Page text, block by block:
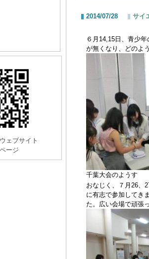
ェブサイト
ージ
2014/07/28 サイ
６月 14,15 日、青少
が無くなり、どのよ
千葉大会のようす
おなじく、７月 26、
に有志で参加してき
た。広い会場で頑張